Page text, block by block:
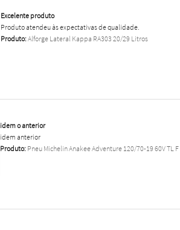
Excelente produto
Produto atendeu às expectativas de qualidade.
Produto:Alforge Lateral Kappa RA303 20/29 Litros
idem o anterior
idem anterior
Produto:Pneu Michelin Anakee Adventure 120/70-19 60V TL F